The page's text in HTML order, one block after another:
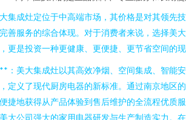
集成灶定位于中高端市场，其价格是对其领先
善服务的综合体现。对于消费者来说，选择美
更是投资一种更健康、更便捷、更节省空间的现
：美大集成灶以其高效净烟、空间集成、智能
定义了现代厨房电器的新标准。通过南京地区
捷地获得从产品体验到售后维护的全流程优质
大公司强大的家用电器研发与生产制造实力。